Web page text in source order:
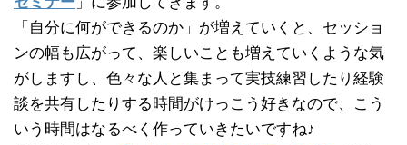
「自分に何ができるのか」が増えていくと、セッショ
ンの幅も広がって、楽しいことも増えていくような気
がしますし、色々な人と集まって実技練習したり経験
談を共有したりする時間がけっこう好きなので、こう
いう時間はなるべく作っていきたいですね♪